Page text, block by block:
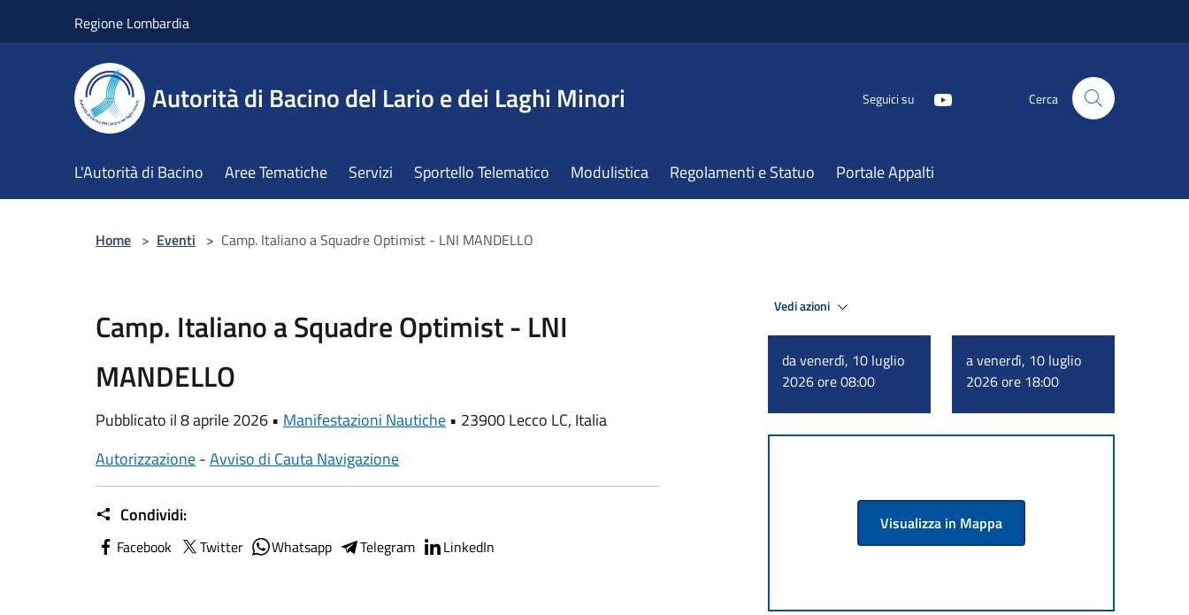
Regione Lombardia
Autorità di Bacino del Lario e dei Laghi Minori Seguici su Cerca
L'Autorità di Bacino Aree Tematiche Servizi Sportello Telematico Modulistica Regolamenti e Statuo Portale Appalti
Home > Eventi > Camp. Italiano a Squadre Optimist - LNI MANDELLO
Camp. Italiano a Squadre Optimist - LNI
MANDELLO
Pubblicato il 8 aprile 2026 • Manifestazioni Nautiche • 23900 Lecco LC, Italia
Autorizzazione-Avviso di Cauta Navigazione
Condividi:
Facebook Twitter Whatsapp Telegram LinkedIn
Vedi azioni
da venerdì, 10 luglio
2026 ore 08:00
a venerdì, 10 luglio
2026 ore 18:00
Visualizza in Mappa